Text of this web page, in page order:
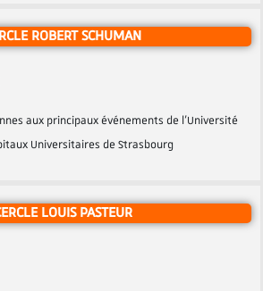
ROBERT SCHUMAN
aux principaux événements de l’Université
Universitaires de Strasbourg
LOUIS PASTEUR